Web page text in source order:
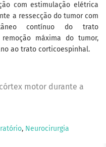
com estimulação elétrica
a ressecção do tumor com
contínuo do trato
máxima do tumor,
ao trato corticoespinhal.
motor durante a
, Neurocirurgia